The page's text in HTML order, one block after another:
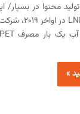
محتوا در بسپار/
»